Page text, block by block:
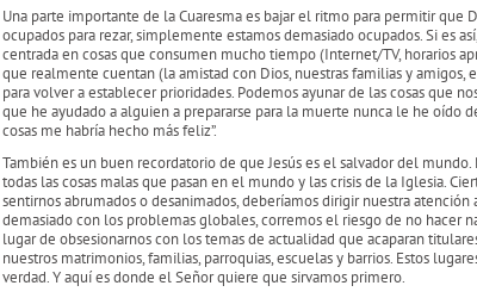
Una parte importante de la Cuaresma es bajar el ritmo para permitir que
ocupados para rezar, simplemente estamos demasiado ocupados. Si es
centrada en cosas que consumen mucho tiempo (Internet/TV, horarios
que realmente cuentan (la amistad con Dios, nuestras familias y
para volver a establecer prioridades. Podemos ayunar de las cosas que
que he ayudado a alguien a prepararse para la muerte nunca le he oído
cosas me habría hecho más feliz”.
También es un buen recordatorio de que Jesús es el salvador del
todas las cosas malas que pasan en el mundo y las crisis de la Iglesia.
sentirnos abrumados o desanimados, deberíamos dirigir nuestra
demasiado con los problemas globales, corremos el riesgo de no hacer
lugar de obsesionarnos con los temas de actualidad que acaparan
nuestros matrimonios, familias, parroquias, escuelas y barrios. Estos
verdad. Y aquí es donde el Señor quiere que sirvamos primero.